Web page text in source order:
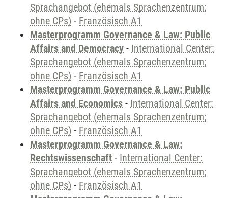
Sprachangebot (ehemals Sprachenzentrum;
ohne CPs) - Französisch A1
Masterprogramm Governance & Law: Public
Affairs and Democracy - International Center:
Sprachangebot (ehemals Sprachenzentrum;
ohne CPs) - Französisch A1
Masterprogramm Governance & Law: Public
Affairs and Economics - International Center:
Sprachangebot (ehemals Sprachenzentrum;
ohne CPs) - Französisch A1
Masterprogramm Governance & Law:
Rechtswissenschaft - International Center:
Sprachangebot (ehemals Sprachenzentrum;
ohne CPs) - Französisch A1